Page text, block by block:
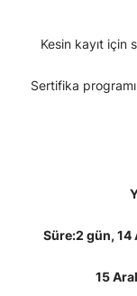
Kesin kayıt için
Sertifika
Süre:2 gün, 14
15